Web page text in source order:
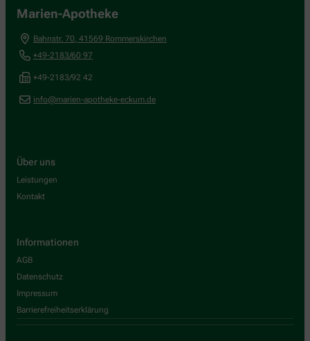
Marien-Apotheke
Bahnstr. 70 41569 Rommerskirchen
+49-2183/60 97
+49-2183/92 42
info@marien-apotheke-eckum.de
Über uns
Leistungen
Kontakt
Informationen
AGB
Datenschutz
Impressum
Barrierefreiheitserklärung